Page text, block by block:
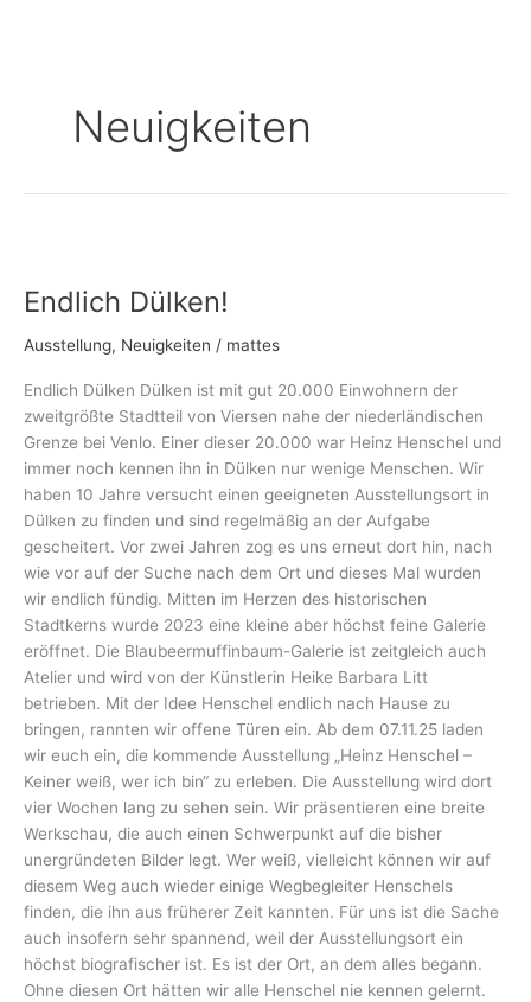
Neuigkeiten
Endlich Dülken!
Ausstellung, Neuigkeiten / mattes
Endlich Dülken Dülken ist mit gut 20.000 Einwohnern der
zweitgrößte Stadtteil von Viersen nahe der niederländischen
Grenze bei Venlo. Einer dieser 20.000 war Heinz Henschel und
immer noch kennen ihn in Dülken nur wenige Menschen. Wir
haben 10 Jahre versucht einen geeigneten Ausstellungsort in
Dülken zu finden und sind regelmäßig an der Aufgabe
gescheitert. Vor zwei Jahren zog es uns erneut dort hin, nach
wie vor auf der Suche nach dem Ort und dieses Mal wurden
wir endlich fündig. Mitten im Herzen des historischen
Stadtkerns wurde 2023 eine kleine aber höchst feine Galerie
eröffnet. Die Blaubeermuffinbaum-Galerie ist zeitgleich auch
Atelier und wird von der Künstlerin Heike Barbara Litt
betrieben. Mit der Idee Henschel endlich nach Hause zu
bringen, rannten wir offene Türen ein. Ab dem 07.11.25 laden
wir euch ein, die kommende Ausstellung „Heinz Henschel –
Keiner weiß, wer ich bin“ zu erleben. Die Ausstellung wird dort
vier Wochen lang zu sehen sein. Wir präsentieren eine breite
Werkschau, die auch einen Schwerpunkt auf die bisher
unergründeten Bilder legt. Wer weiß, vielleicht können wir auf
diesem Weg auch wieder einige Wegbegleiter Henschels
finden, die ihn aus früherer Zeit kannten. Für uns ist die Sache
auch insofern sehr spannend, weil der Ausstellungsort ein
höchst biografischer ist. Es ist der Ort, an dem alles begann.
Ohne diesen Ort hätten wir alle Henschel nie kennen gelernt.